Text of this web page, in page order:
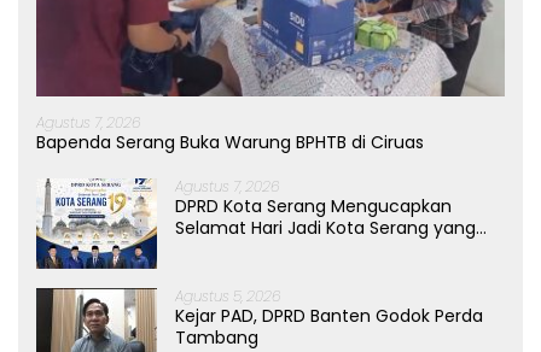
Agustus 7, 2026
Bapenda Serang Buka Warung BPHTB di Ciruas
Agustus 7, 2026
DPRD Kota Serang Mengucapkan
Selamat Hari Jadi Kota Serang yang
Agustus 5, 2026
Kejar PAD, DPRD Banten Godok Perda
Tambang